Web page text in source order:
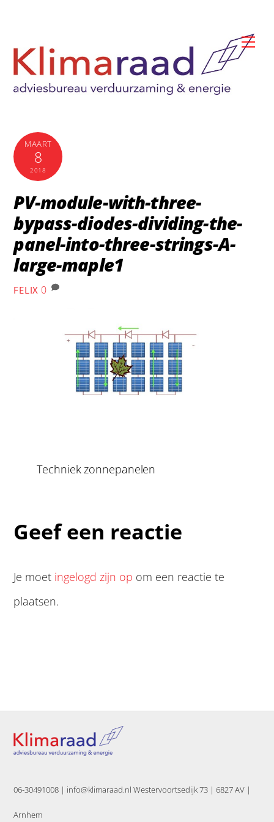
content
MAART
8
2018
PV-module-with-three-
bypass-diodes-dividing-the-
panel-into-three-strings-A-
large-maple1
FELIX 0
Techniek zonnepanelen
Geef een reactie
Je moet ingelogd zijn op om een reactie te
plaatsen.
06-30491008 | info@klimaraad.nl Westervoortsedijk 73 | 6827 AV |
Arnhem